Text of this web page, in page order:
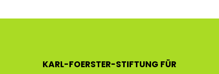
KARL-FOERSTER-STIFTUNG FÜR